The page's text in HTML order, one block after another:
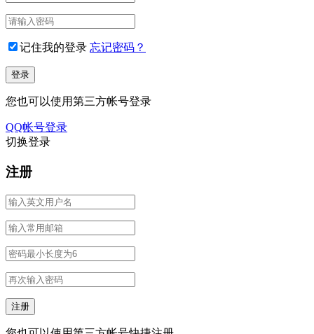
记住我的登录 忘记密码？
您也可以使用第三方帐号登录
QQ帐号登录
切换登录
注册